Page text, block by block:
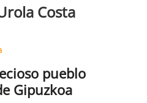
Costa
pueblo
Gipuzkoa